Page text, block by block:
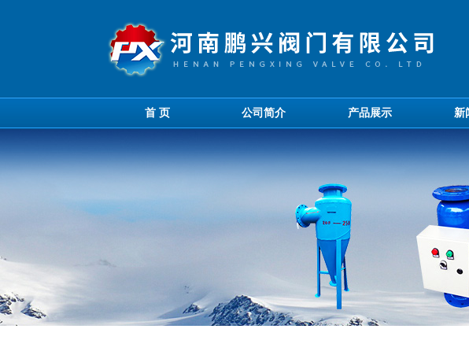
首 页 公司简介 产品展示 新